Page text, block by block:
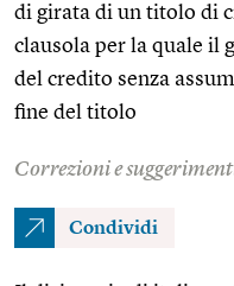
di girata di un titolo di
clausola per la quale il
del credito senza
fine del titolo
Correzioni e
Condividi